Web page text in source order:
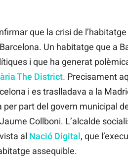
que la crisi de l’habitatge
Un habitatge que a
i que ha generat
The District. Precisament
i es traslladava a la
per part del govern municipal
Collboni. L’alcalde
al Nació Digital, que
assequible.